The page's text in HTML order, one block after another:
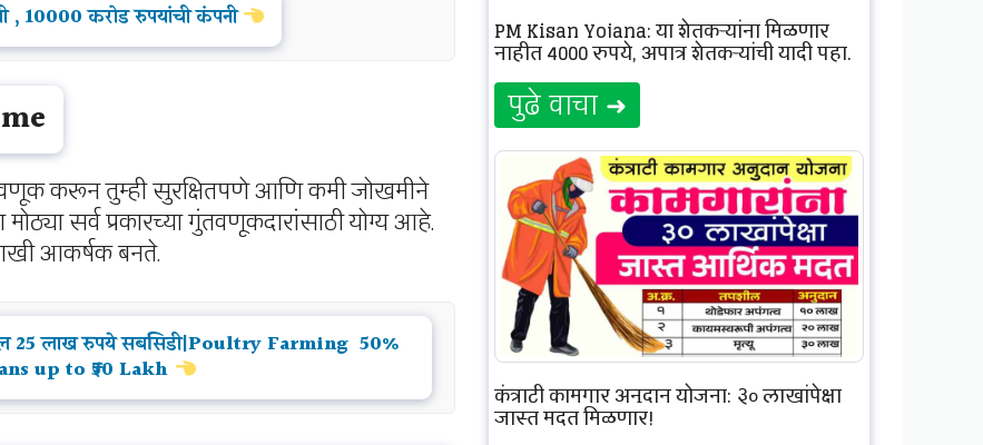
, 10000 करोड रुपयांची कंपनी
करून तुम्ही सुरक्षितपणे आणि कमी जोखमीने
सर्व प्रकारच्या गुंतवणूकदारांसाठी योग्य आहे.
आकर्षक बनते.
25 लाख रुपये सबसिडी|Poultry Farming 50%
up to ₹50 Lakh
PM Kisan Yojana: या शेतकऱ्यांना मिळणार
नाहीत 4000 रुपये, अपात्र शेतकऱ्यांची यादी पहा.
पुढे वाचा ➜
कंत्राटी कामगार अनुदान योजना: ३० लाखांपेक्षा
जास्त मदत मिळणार!